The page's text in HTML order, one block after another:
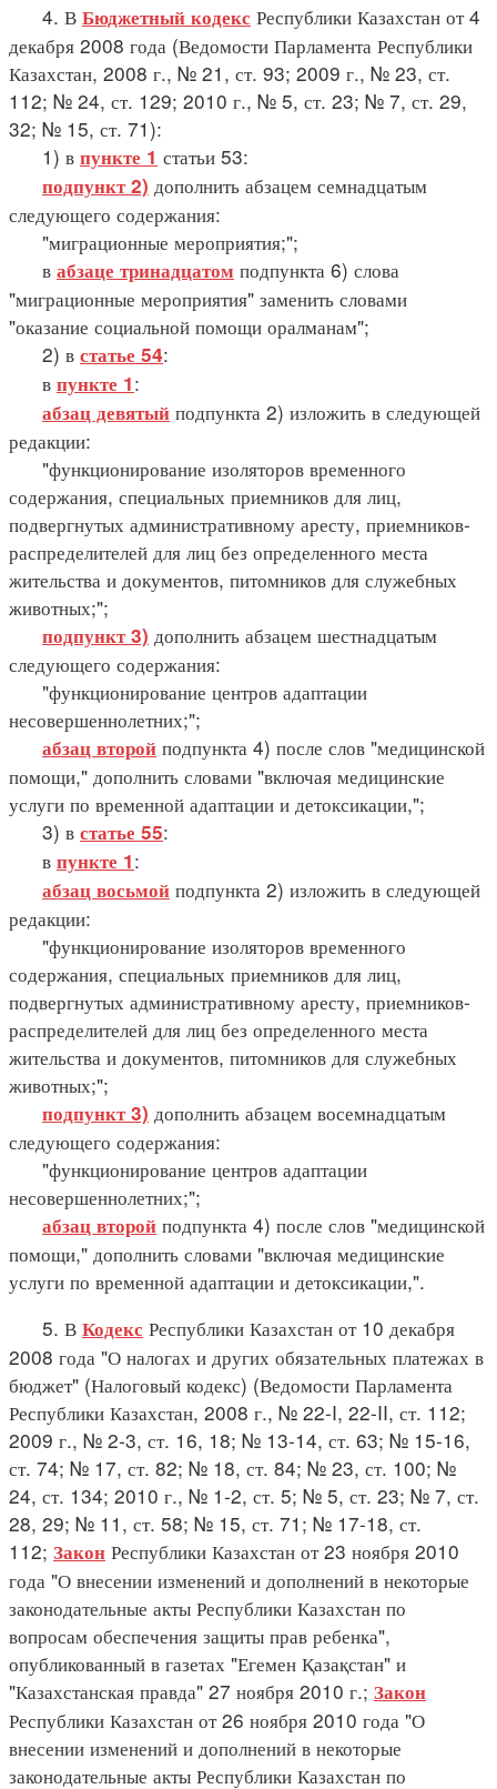
4. В Бюджетный кодекс Республики Казахстан от 4
декабря 2008 года (Ведомости Парламента Республики
Казахстан, 2008 г., № 21, ст. 93; 2009 г., № 23, ст.
112; № 24, ст. 129; 2010 г., № 5, ст. 23; № 7, ст. 29,
32; № 15, ст. 71):
1) в пункте 1 статьи 53:
подпункт 2) дополнить абзацем семнадцатым
следующего содержания:
"миграционные мероприятия;";
в абзаце тринадцатом подпункта 6) слова
"миграционные мероприятия" заменить словами
"оказание социальной помощи оралманам";
2) в статье 54:
в пункте 1:
абзац девятый подпункта 2) изложить в следующей
редакции:
"функционирование изоляторов временного
содержания, специальных приемников для лиц,
подвергнутых административному аресту, приемников-
распределителей для лиц без определенного места
жительства и документов, питомников для служебных
животных;";
подпункт 3) дополнить абзацем шестнадцатым
следующего содержания:
"функционирование центров адаптации
несовершеннолетних;";
абзац второй подпункта 4) после слов "медицинской
помощи," дополнить словами "включая медицинские
услуги по временной адаптации и детоксикации,";
3) в статье 55:
в пункте 1:
абзац восьмой подпункта 2) изложить в следующей
редакции:
"функционирование изоляторов временного
содержания, специальных приемников для лиц,
подвергнутых административному аресту, приемников-
распределителей для лиц без определенного места
жительства и документов, питомников для служебных
животных;";
подпункт 3) дополнить абзацем восемнадцатым
следующего содержания:
"функционирование центров адаптации
несовершеннолетних;";
абзац второй подпункта 4) после слов "медицинской
помощи," дополнить словами "включая медицинские
услуги по временной адаптации и детоксикации,".
5. В Кодекс Республики Казахстан от 10 декабря
2008 года "О налогах и других обязательных платежах в
бюджет" (Налоговый кодекс) (Ведомости Парламента
Республики Казахстан, 2008 г., № 22-I, 22-II, ст. 112;
2009 г., № 2-3, ст. 16, 18; № 13-14, ст. 63; № 15-16,
ст. 74; № 17, ст. 82; № 18, ст. 84; № 23, ст. 100; №
24, ст. 134; 2010 г., № 1-2, ст. 5; № 5, ст. 23; № 7, ст.
28, 29; № 11, ст. 58; № 15, ст. 71; № 17-18, ст.
112; Закон Республики Казахстан от 23 ноября 2010
года "О внесении изменений и дополнений в некоторые
законодательные акты Республики Казахстан по
вопросам обеспечения защиты прав ребенка",
опубликованный в газетах "Егемен Қазақстан" и
"Казахстанская правда" 27 ноября 2010 г.; Закон
Республики Казахстан от 26 ноября 2010 года "О
внесении изменений и дополнений в некоторые
законодательные акты Республики Казахстан по